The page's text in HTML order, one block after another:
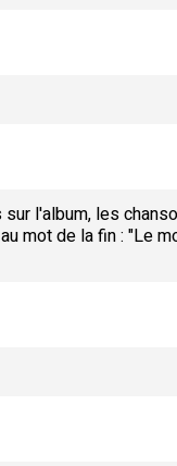
l'album, les
mot de la fin : "Le